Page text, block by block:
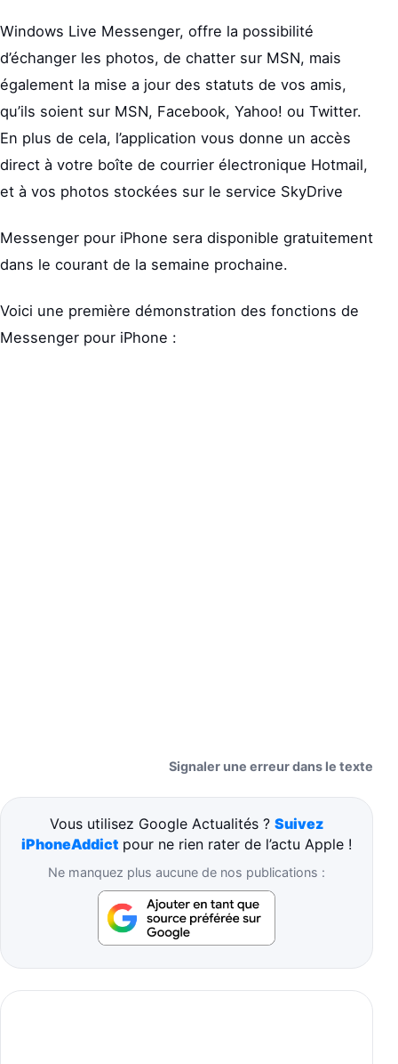
Windows Live Messenger, offre la possibilité
d’échanger les photos, de chatter sur MSN, mais
également la mise a jour des statuts de vos amis,
qu’ils soient sur MSN, Facebook, Yahoo! ou Twitter.
En plus de cela, l’application vous donne un accès
direct à votre boîte de courrier électronique Hotmail,
et à vos photos stockées sur le service SkyDrive
Messenger pour iPhone sera disponible gratuitement
dans le courant de la semaine prochaine.
Voici une première démonstration des fonctions de
Messenger pour iPhone :
Signaler une erreur dans le texte
Vous utilisez Google Actualités ? Suivez
iPhoneAddict pour ne rien rater de l’actu Apple !
Ne manquez plus aucune de nos publications :